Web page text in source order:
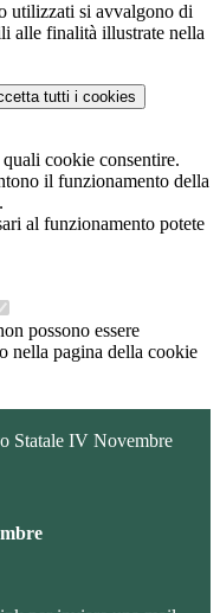
utilizzati si avvalgono di
alle finalità illustrate nella
tutti i cookies
cookie consentire.
il funzionamento della
al funzionamento potete
possono essere
nella pagina della cookie
Statale IV Novembre